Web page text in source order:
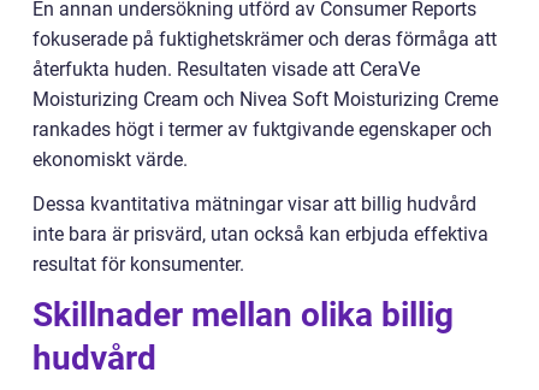
En annan undersökning utförd av Consumer Reports
fokuserade på fuktighetskrämer och deras förmåga att
återfukta huden. Resultaten visade att CeraVe
Moisturizing Cream och Nivea Soft Moisturizing Creme
rankades högt i termer av fuktgivande egenskaper och
ekonomiskt värde.
Dessa kvantitativa mätningar visar att billig hudvård
inte bara är prisvärd, utan också kan erbjuda effektiva
resultat för konsumenter.
Skillnader mellan olika billig
hudvård